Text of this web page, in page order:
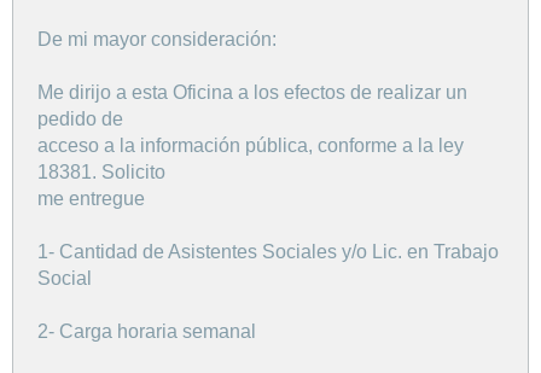
De mi mayor consideración:
Me dirijo a esta Oficina a los efectos de realizar un
pedido de
acceso a la información pública, conforme a la ley
18381. Solicito
me entregue
1- Cantidad de Asistentes Sociales y/o Lic. en Trabajo
Social
2- Carga horaria semanal